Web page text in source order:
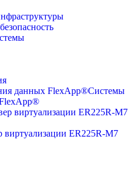
Системы
виртуализации ER225R-M7